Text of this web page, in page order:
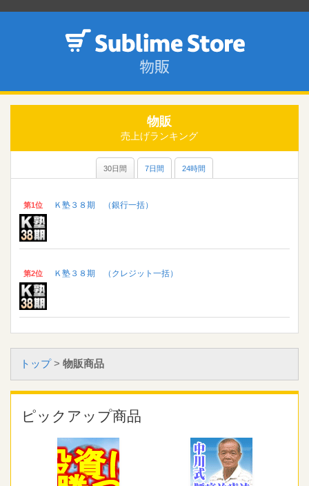
物販
売上げランキング
30日間 7日間 24時間
第1位 Ｋ塾３８期 （銀行一括）
第2位 Ｋ塾３８期 （クレジット一括）
トップ> 物販商品
ピックアップ商品